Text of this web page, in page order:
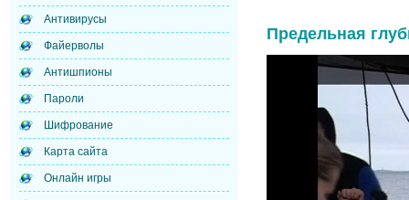
Антивирусы
Файерволы
Антишпионы
Пароли
Шифрование
Карта сайта
Онлайн игры
Предельная